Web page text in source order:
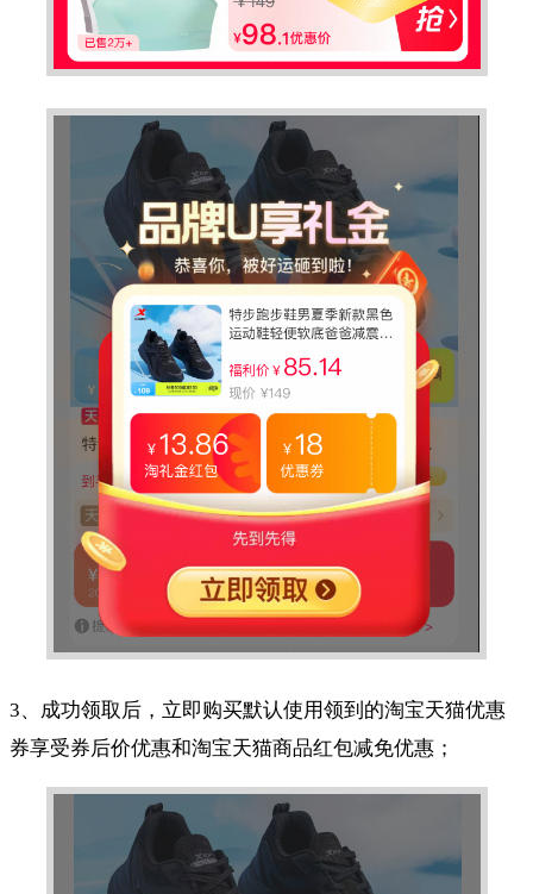
3、成功领取后，立即购买默认使用领到的淘宝天猫优惠
券享受券后价优惠和淘宝天猫商品红包减免优惠；